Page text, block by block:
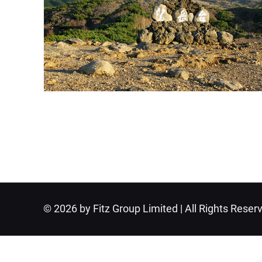
© 2026 by Fitz Group Limited | All Rights